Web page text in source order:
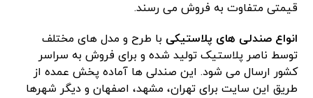
قیمتی متفاوت به فروش می رسند.
انواع صندلی های پلاستیکی با طرح و مدل های مختلف
توسط ناصر پلاستیک تولید شده و برای فروش به سراسر
کشور ارسال می شود. این صندلی ها آماده پخش عمده از
طریق این سایت برای تهران، مشهد، اصفهان و دیگر شهرها